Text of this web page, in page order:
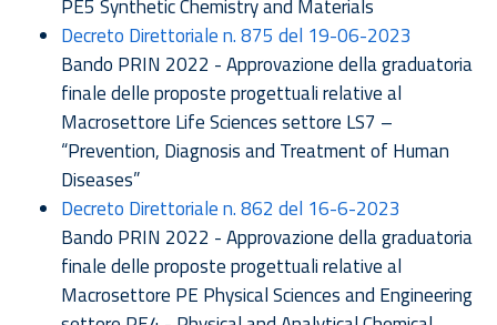
PE5 Synthetic Chemistry and Materials
Decreto Direttoriale n. 875 del 19-06-2023
Bando PRIN 2022 - Approvazione della graduatoria
finale delle proposte progettuali relative al
Macrosettore Life Sciences settore LS7 –
“Prevention, Diagnosis and Treatment of Human
Diseases”
Decreto Direttoriale n. 862 del 16-6-2023
Bando PRIN 2022 - Approvazione della graduatoria
finale delle proposte progettuali relative al
Macrosettore PE Physical Sciences and Engineering